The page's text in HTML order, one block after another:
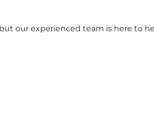
Vi tar hand om både
our experienced team is here to